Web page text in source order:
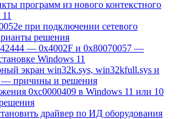
программ из нового контекстного
при подключении сетевого
решения
— 0x4002F и 0x80070057 —
Windows 11
экран win32k.sys, win32kfull.sys и
— причины и решения
0xc0000409 в Windows 11 или 10
драйвер по ИД оборудования